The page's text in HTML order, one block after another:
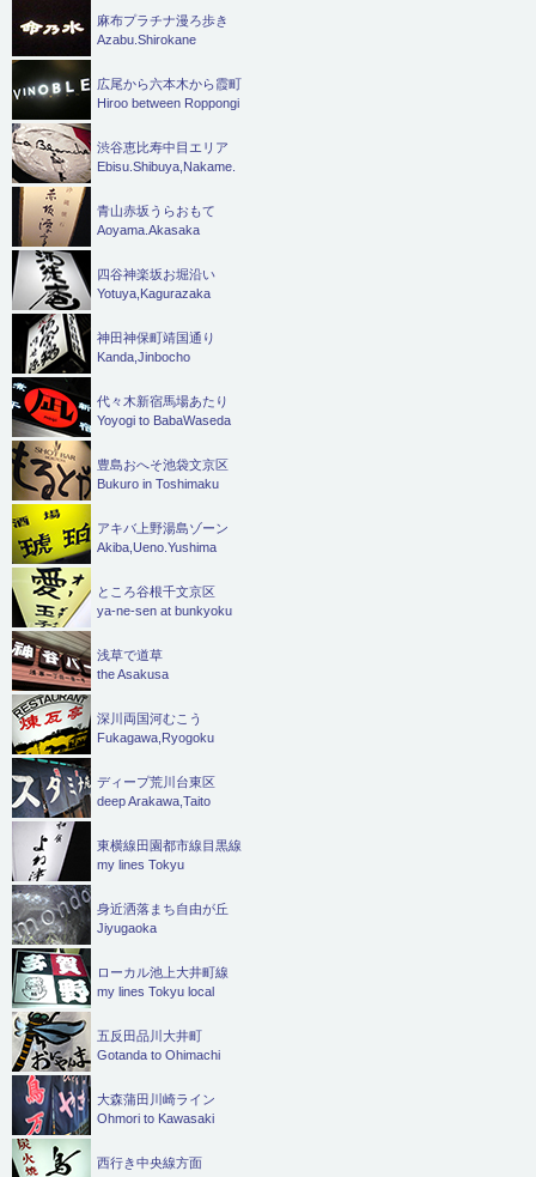
麻布プラチナ漫ろ歩き
Azabu.Shirokane
広尾から六本木から霞町
Hiroo between Roppongi
渋谷恵比寿中目エリア
Ebisu.Shibuya,Nakame.
青山赤坂うらおもて
Aoyama.Akasaka
四谷神楽坂お堀沿い
Yotuya,Kagurazaka
神田神保町靖国通り
Kanda,Jinbocho
代々木新宿馬場あたり
Yoyogi to BabaWaseda
豊島おへそ池袋文京区
Bukuro in Toshimaku
アキバ上野湯島ゾーン
Akiba,Ueno.Yushima
ところ谷根千文京区
ya-ne-sen at bunkyoku
浅草で道草
the Asakusa
深川両国河むこう
Fukagawa,Ryogoku
ディープ荒川台東区
deep Arakawa,Taito
東横線田園都市線目黒線
my lines Tokyu
身近洒落まち自由が丘
Jiyugaoka
ローカル池上大井町線
my lines Tokyu local
五反田品川大井町
Gotanda to Ohimachi
大森蒲田川崎ライン
Ohmori to Kawasaki
西行き中央線方面